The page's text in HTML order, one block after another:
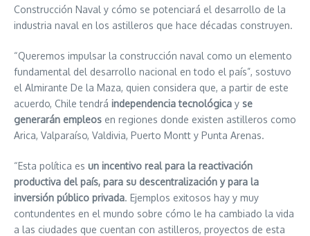
Construcción Naval y cómo se potenciará el desarrollo de la
industria naval en los astilleros que hace décadas construyen.
“Queremos impulsar la construcción naval como un elemento
fundamental del desarrollo nacional en todo el país”, sostuvo
el Almirante De la Maza, quien considera que, a partir de este
acuerdo, Chile tendrá independencia tecnológica y se
generarán empleos en regiones donde existen astilleros como
Arica, Valparaíso, Valdivia, Puerto Montt y Punta Arenas.
“Esta política es un incentivo real para la reactivación
productiva del país, para su descentralización y para la
inversión público privada. Ejemplos exitosos hay y muy
contundentes en el mundo sobre cómo le ha cambiado la vida
a las ciudades que cuentan con astilleros, proyectos de esta